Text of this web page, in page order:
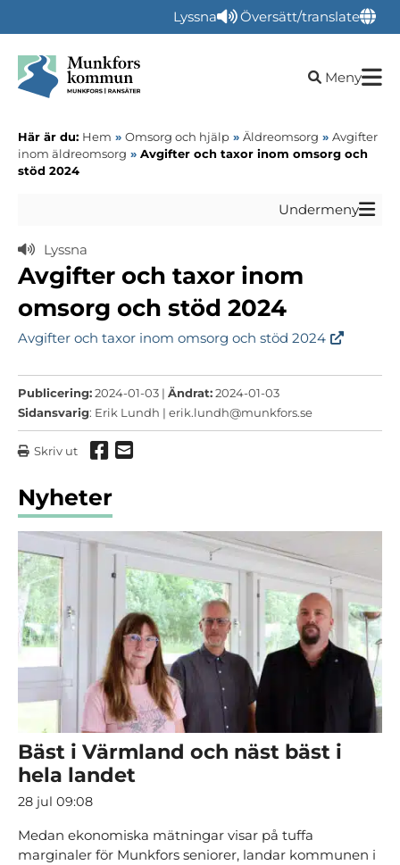
Lyssna Översätt/translate
Öppna
Meny
Här är du: Hem » Omsorg och hjälp » Äldreomsorg » Avgifter
inom äldreomsorg » Avgifter och taxor inom omsorg och
stöd 2024
Undermeny
Lyssna
Avgifter och taxor inom
omsorg och stöd 2024
Avgifter och taxor inom omsorg och stöd 2024
Publicering:2024-01-03 | Ändrat:2024-01-03
Sidansvarig: Erik Lundh | erik.lundh@munkfors.se
Skriv ut Dela via Facebook
Dela via mail
Nyheter
Bäst i Värmland och näst bäst i
hela landet
28 jul 09:08
Medan ekonomiska mätningar visar på tuffa
marginaler för Munkfors seniorer, landar kommunen i